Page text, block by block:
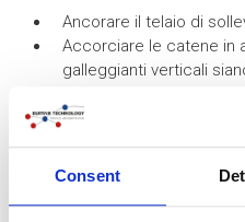
Consent
Ancorare il telaio di
Accorciare le catene in
galleggianti verticali
Gonfiare i galleggianti
galleggianti verticali si
MEDIO DI